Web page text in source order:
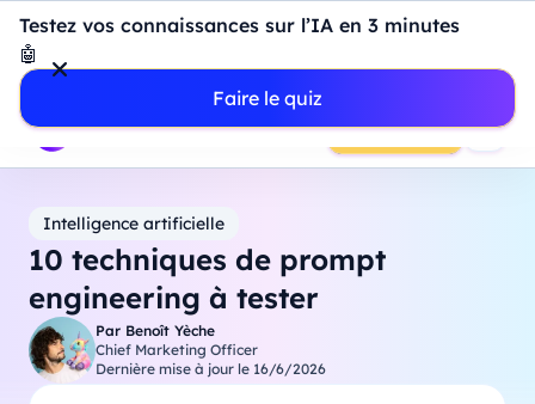
Testez vos connaissances sur l’IA en 3 minutes
🤖
Faire le quiz
Introduction à Power BI : construisez votre premier
dashboard de A à Z
- Mardi 11 Août
18h00
Professionnels
Étudiants Parents Entreprises
Prendre RDV
Intelligence artificielle
10 techniques de prompt
engineering à tester
Par Benoît Yèche
Chief Marketing Officer
Dernière mise à jour le 16/6/2026